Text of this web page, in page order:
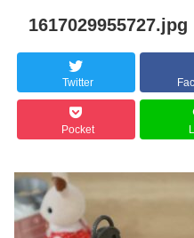
1617029955727.jpg
Twitter
Pocket